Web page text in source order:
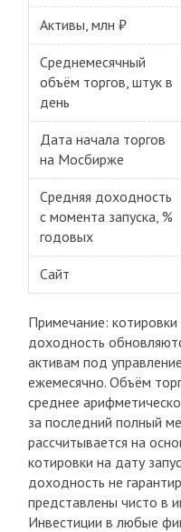
Активы, млн ₽
Среднемесячный
объём торгов, штук в
день
Дата начала торгов
на Мосбирже
Средняя доходность
с момента запуска, %
годовых
Сайт
Примечание:
доходность
активам под
ежемесячно. Объём
среднее
за последний полный
рассчитывается на
котировки на дату
доходность не
представлены чисто в
Инвестиции в любые